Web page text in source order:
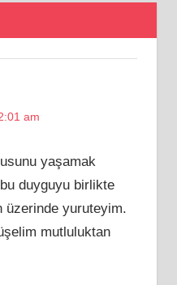
am
yaşamak
duyguyu birlikte
üzerinde yuruteyim.
mutluluktan